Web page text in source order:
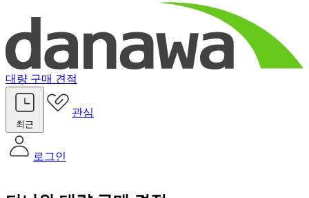
대량 구매 견적
최근
관심
로그인